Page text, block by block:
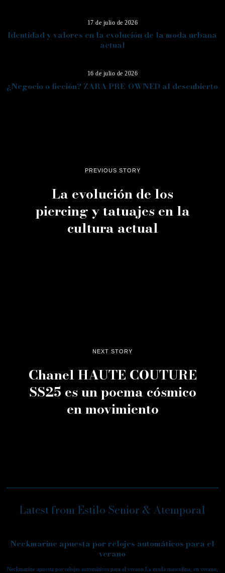
17 de julio de 2026
Identidad y valores en la evolución de la moda urbana
actual
16 de julio de 2026
¿Negocio o ficción? ZARA PRE-OWNED al descubierto
PREVIOUS STORY
La evolución de los
piercing y tatuajes en la
cultura actual
NEXT STORY
Chanel HAUTE COUTURE
SS25 es un poema cósmico
en movimiento
Latest from Estilo Senior & Atemporal
Neckmarine apuesta por relojes automáticos para el
verano
Neckmarine apuesta por relojes automáticos para el verano La moda masculina, en verano,